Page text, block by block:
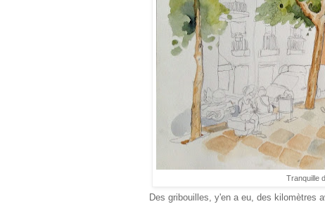
Tranquille
Des gribouilles, y'en a eu, des kilomètres